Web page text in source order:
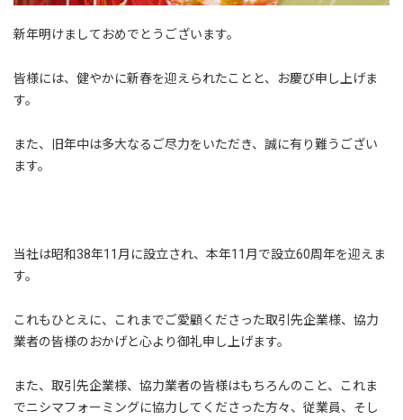
新年明けましておめでとうございます。
皆様には、健やかに新春を迎えられたことと、お慶び申し上げま
す。
また、旧年中は多大なるご尽力をいただき、誠に有り難うござい
ます。
当社は昭和38年11月に設立され、本年11月で設立60周年を迎えま
す。
これもひとえに、これまでご愛顧くださった取引先企業様、協力
業者の皆様のおかげと心より御礼申し上げます。
また、取引先企業様、協力業者の皆様はもちろんのこと、これま
でニシマフォーミングに協力してくださった方々、従業員、そし